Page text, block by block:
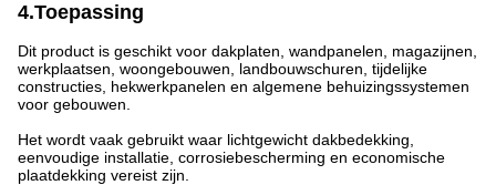
4.Toepassing
Dit product is geschikt voor dakplaten, wandpanelen, magazijnen,
werkplaatsen, woongebouwen, landbouwschuren, tijdelijke
constructies, hekwerkpanelen en algemene behuizingssystemen
voor gebouwen.
Het wordt vaak gebruikt waar lichtgewicht dakbedekking,
eenvoudige installatie, corrosiebescherming en economische
plaatdekking vereist zijn.